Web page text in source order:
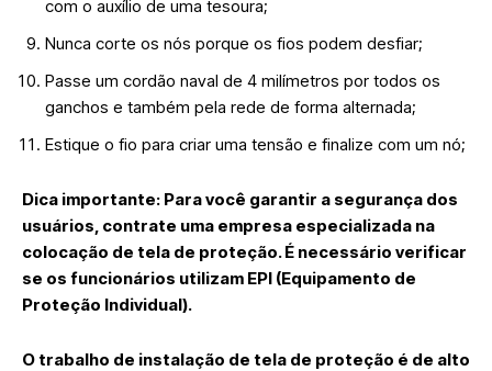
com o auxílio de uma tesoura;
Nunca corte os nós porque os fios podem desfiar;
Passe um cordão naval de 4 milímetros por todos os
ganchos e também pela rede de forma alternada;
Estique o fio para criar uma tensão e finalize com um nó;
Dica importante: Para você garantir a segurança dos
usuários, contrate uma empresa especializada na
colocação de tela de proteção. É necessário verificar
se os funcionários utilizam EPI (Equipamento de
Proteção Individual).
O trabalho de instalação de tela de proteção é de alto